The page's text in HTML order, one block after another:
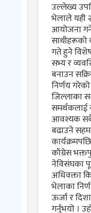
उल्लेख्य
भेलाले यही
आयोजना
साथीहरूको
गते हुने
सभ्य र
बनाउन
निर्णय
जिल्लाका
समर्थकलाई
आवश्यक सबै
बढाउने
काँग्रेस
नेविसंघका
अधिवक्ता
भेलाका
ऊर्जा र
गर्नुभयो ।